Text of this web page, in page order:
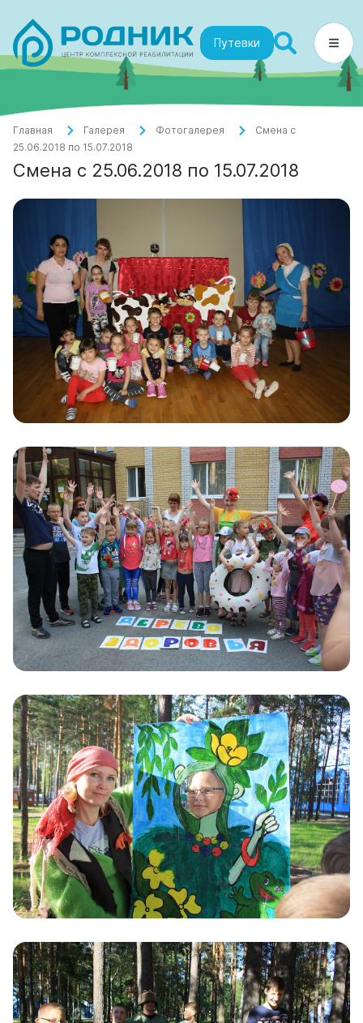
Путевки
Главная Галерея Фотогалерея
Смена с
25.06.2018 по 15.07.2018
Смена с 25.06.2018 по 15.07.2018